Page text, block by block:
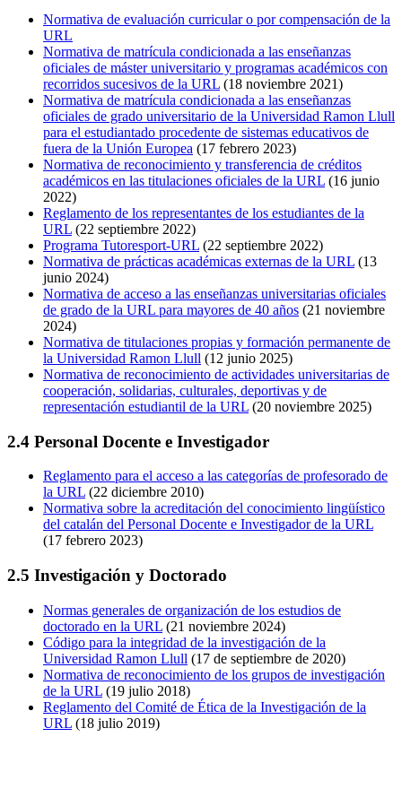
Normativa de evaluación curricular o por compensación de la
URL
Normativa de matrícula condicionada a las enseñanzas
oficiales de máster universitario y programas académicos con
recorridos sucesivos de la URL (18 noviembre 2021)
Normativa de matrícula condicionada a las enseñanzas
oficiales de grado universitario de la Universidad Ramon Llull
para el estudiantado procedente de sistemas educativos de
fuera de la Unión Europea (17 febrero 2023)
Normativa de reconocimiento y transferencia de créditos
académicos en las titulaciones oficiales de la URL (16 junio
2022)
Reglamento de los representantes de los estudiantes de la
URL (22 septiembre 2022)
Programa Tutoresport-URL (22 septiembre 2022)
Normativa de prácticas académicas externas de la URL (13
junio 2024)
Normativa de acceso a las enseñanzas universitarias oficiales
de grado de la URL para mayores de 40 años (21 noviembre
2024)
Normativa de titulaciones propias y formación permanente de
la Universidad Ramon Llull (12 junio 2025)
Normativa de reconocimiento de actividades universitarias de
cooperación, solidarias, culturales, deportivas y de
representación estudiantil de la URL (20 noviembre 2025)
2.4 Personal Docente e Investigador
Reglamento para el acceso a las categorías de profesorado de
la URL (22 diciembre 2010)
Normativa sobre la acreditación del conocimiento lingüístico
del catalán del Personal Docente e Investigador de la URL
(17 febrero 2023)
2.5 Investigación y Doctorado
Normas generales de organización de los estudios de
doctorado en la URL (21 noviembre 2024)
Código para la integridad de la investigación de la
Universidad Ramon Llull (17 de septiembre de 2020)
Normativa de reconocimiento de los grupos de investigación
de la URL (19 julio 2018)
Reglamento del Comité de Ética de la Investigación de la
URL (18 julio 2019)